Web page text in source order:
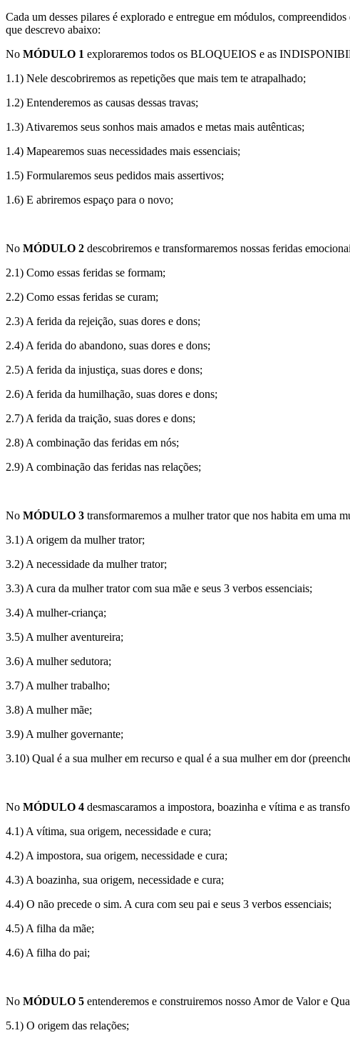
Cada um desses pilares é explorado e entregue em módulos,
que descrevo abaixo:
No MÓDULO 1 exploraremos todos os BLOQUEIOS e as
1.1) Nele descobriremos as repetições que mais tem te atrapalhado;
1.2) Entenderemos as causas dessas travas;
1.3) Ativaremos seus sonhos mais amados e metas mais autênticas;
1.4) Mapearemos suas necessidades mais essenciais;
1.5) Formularemos seus pedidos mais assertivos;
1.6) E abriremos espaço para o novo;
No MÓDULO 2 descobriremos e transformaremos nossas feridas
2.1) Como essas feridas se formam;
2.2) Como essas feridas se curam;
2.3) A ferida da rejeição, suas dores e dons;
2.4) A ferida do abandono, suas dores e dons;
2.5) A ferida da injustiça, suas dores e dons;
2.6) A ferida da humilhação, suas dores e dons;
2.7) A ferida da traição, suas dores e dons;
2.8) A combinação das feridas em nós;
2.9) A combinação das feridas nas relações;
No MÓDULO 3 transformaremos a mulher trator que nos habita em uma
3.1) A origem da mulher trator;
3.2) A necessidade da mulher trator;
3.3) A cura da mulher trator com sua mãe e seus 3 verbos essenciais;
3.4) A mulher-criança;
3.5) A mulher aventureira;
3.6) A mulher sedutora;
3.7) A mulher trabalho;
3.8) A mulher mãe;
3.9) A mulher governante;
3.10) Qual é a sua mulher em recurso e qual é a sua mulher em dor
No MÓDULO 4 desmascaramos a impostora, boazinha e vítima e as
4.1) A vítima, sua origem, necessidade e cura;
4.2) A impostora, sua origem, necessidade e cura;
4.3) A boazinha, sua origem, necessidade e cura;
4.4) O não precede o sim. A cura com seu pai e seus 3 verbos essenciais;
4.5) A filha da mãe;
4.6) A filha do pai;
No MÓDULO 5 entenderemos e construiremos nosso Amor de Valor e
5.1) O origem das relações;